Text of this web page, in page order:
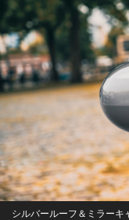
シルバールーフ＆ミラーキ